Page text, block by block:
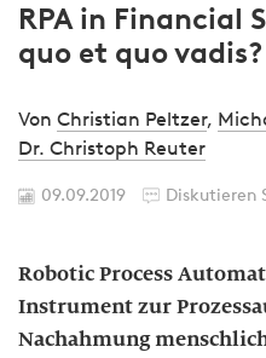
RPA in Financial
quo et quo vadis?
Von Christian Peltzer,
Dr. Christoph Reuter
09.09.2019 Diskutieren
Robotic Process
Instrument zur
Nachahmung